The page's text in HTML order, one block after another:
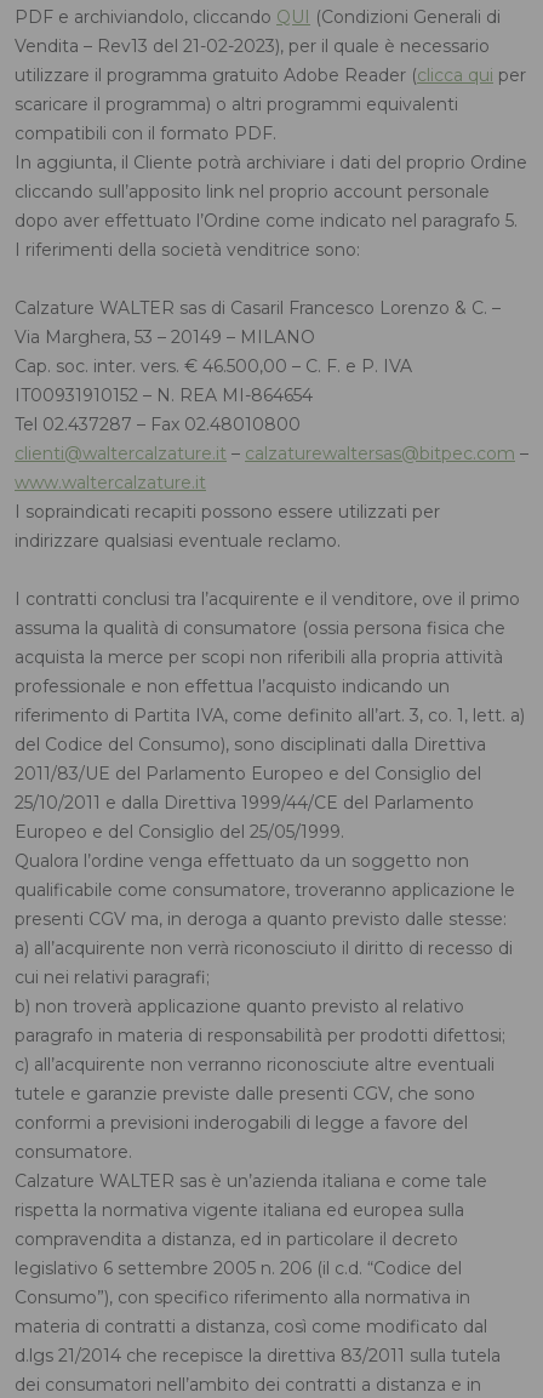
PDF e archiviandolo, cliccando QUI (Condizioni Generali di
Vendita – Rev13 del 21-02-2023), per il quale è necessario
utilizzare il programma gratuito Adobe Reader (clicca qui per
scaricare il programma) o altri programmi equivalenti
compatibili con il formato PDF.
In aggiunta, il Cliente potrà archiviare i dati del proprio Ordine
cliccando sull’apposito link nel proprio account personale
dopo aver effettuato l’Ordine come indicato nel paragrafo 5.
I riferimenti della società venditrice sono:
Calzature WALTER sas di Casaril Francesco Lorenzo & C. –
Via Marghera, 53 – 20149 – MILANO
Cap. soc. inter. vers. € 46.500,00 – C. F. e P. IVA
IT00931910152 – N. REA MI-864654
Tel 02.437287 – Fax 02.48010800
clienti@waltercalzature.it – calzaturewaltersas@bitpec.com –
www.waltercalzature.it
I sopraindicati recapiti possono essere utilizzati per
indirizzare qualsiasi eventuale reclamo.
I contratti conclusi tra l’acquirente e il venditore, ove il primo
assuma la qualità di consumatore (ossia persona fisica che
acquista la merce per scopi non riferibili alla propria attività
professionale e non effettua l’acquisto indicando un
riferimento di Partita IVA, come definito all’art. 3, co. 1, lett. a)
del Codice del Consumo), sono disciplinati dalla Direttiva
2011/83/UE del Parlamento Europeo e del Consiglio del
25/10/2011 e dalla Direttiva 1999/44/CE del Parlamento
Europeo e del Consiglio del 25/05/1999.
Qualora l’ordine venga effettuato da un soggetto non
qualificabile come consumatore, troveranno applicazione le
presenti CGV ma, in deroga a quanto previsto dalle stesse:
a) all’acquirente non verrà riconosciuto il diritto di recesso di
cui nei relativi paragrafi;
b) non troverà applicazione quanto previsto al relativo
paragrafo in materia di responsabilità per prodotti difettosi;
c) all’acquirente non verranno riconosciute altre eventuali
tutele e garanzie previste dalle presenti CGV, che sono
conformi a previsioni inderogabili di legge a favore del
consumatore.
Calzature WALTER sas è un’azienda italiana e come tale
rispetta la normativa vigente italiana ed europea sulla
compravendita a distanza, ed in particolare il decreto
legislativo 6 settembre 2005 n. 206 (il c.d. “Codice del
Consumo”), con specifico riferimento alla normativa in
materia di contratti a distanza, così come modificato dal
d.lgs 21/2014 che recepisce la direttiva 83/2011 sulla tutela
dei consumatori nell’ambito dei contratti a distanza e in